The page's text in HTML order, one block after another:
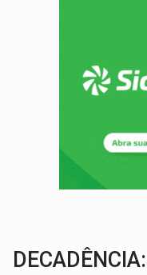
SAÚDE
VÍDEO:
MEGA